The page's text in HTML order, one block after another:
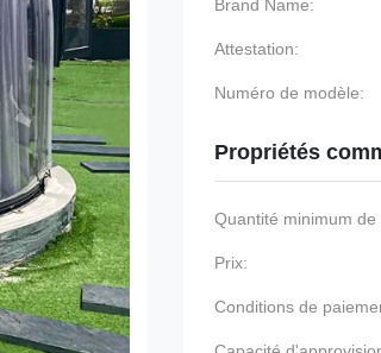
Brand Name:
Attestation:
Numéro de modèle:
Propriétés
Quantité minimum de
Prix:
Conditions de